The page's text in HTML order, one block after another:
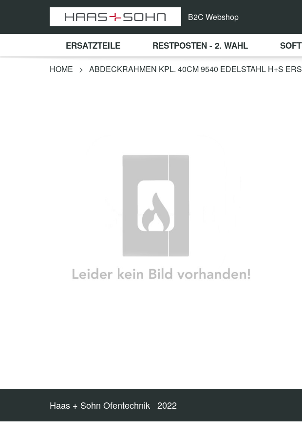
B2C Webshop
ERSATZTEILE RESTPOSTEN - 2. WAHL
HOME > ABDECKRAHMEN KPL. 40CM 9540 EDELSTAHL H+S
Haas + Sohn Ofentechnik 2022